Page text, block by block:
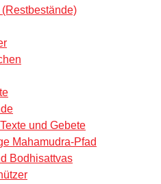
und Gebete
Mahamudra-Pfad
Bodhisattvas